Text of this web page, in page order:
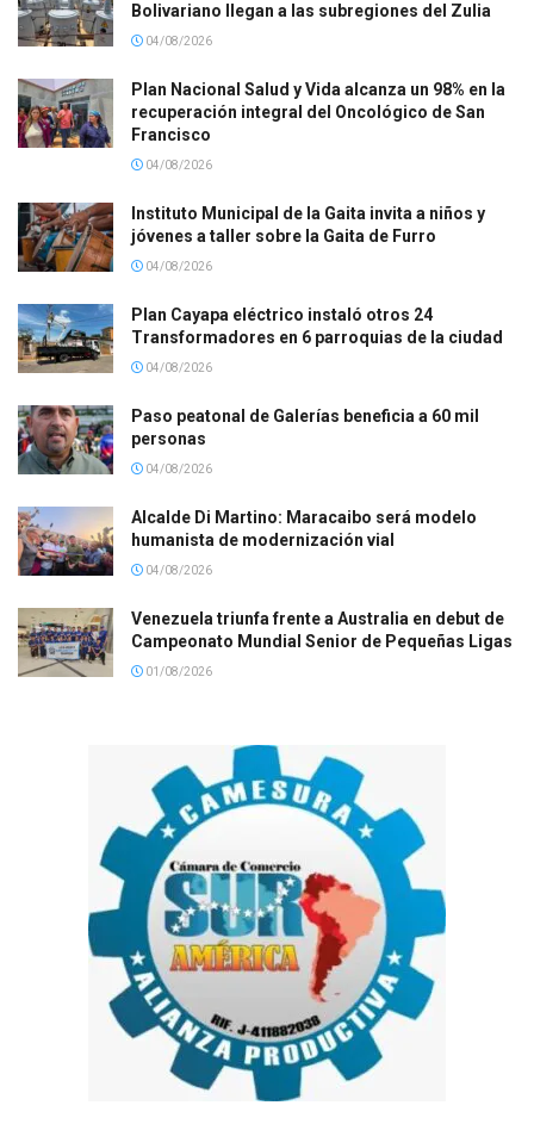
Bolivariano llegan a las subregiones del Zulia
04/08/2026
Plan Nacional Salud y Vida alcanza un 98% en la
recuperación integral del Oncológico de San
Francisco
04/08/2026
Instituto Municipal de la Gaita invita a niños y
jóvenes a taller sobre la Gaita de Furro
04/08/2026
Plan Cayapa eléctrico instaló otros 24
Transformadores en 6 parroquias de la ciudad
04/08/2026
Paso peatonal de Galerías beneficia a 60 mil
personas
04/08/2026
Alcalde Di Martino: Maracaibo será modelo
humanista de modernización vial
04/08/2026
Venezuela triunfa frente a Australia en debut de
Campeonato Mundial Senior de Pequeñas Ligas
01/08/2026